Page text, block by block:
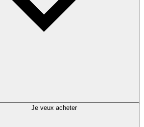
Je veux acheter